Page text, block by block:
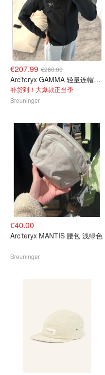
€207.99 €260.00
Arc'teryx GAMMA 轻量连帽夹克
补货到！大爆款正当季
Breuninger
€40.00
Arc'teryx MANTIS 腰包 浅绿色
Breuninger